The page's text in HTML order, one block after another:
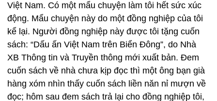
Việt Nam. Có một mẩu chuyện làm tôi hết sức xúc
động. Mẩu chuyện này do một đồng nghiệp của tôi
kể lại. Người đồng nghiệp này được tôi tặng cuốn
sách: “Dấu ấn Việt Nam trên Biển Đông”, do Nhà
XB Thông tin và Truyền thông mới xuất bản. Đem
cuốn sách về nhà chưa kịp đọc thì một ông bạn già
hàng xóm nhìn thấy cuốn sách liền năn nỉ mượn về
đọc; hôm sau đem sách trả lại cho đồng nghiệp tôi,